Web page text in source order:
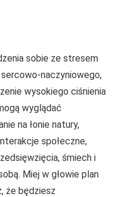
sobie ze stresem
naczyniowego,
wysokiego ciśnienia
wyglądać
na łonie natury,
społeczne,
śmiech i
Miej w głowie plan
że będziesz